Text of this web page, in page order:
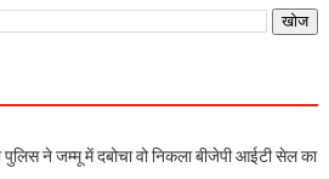
ने जम्मू में दबोचा वो निकला बीजेपी आईटी सेल का